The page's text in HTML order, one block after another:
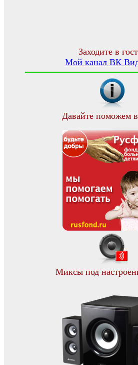
Заходите в
Мой канал ВК
Давайте поможем
Миксы под